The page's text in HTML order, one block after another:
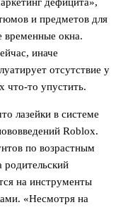
и предметов для
временные окна.
иначе
отсутствие у
что-то упустить.
лазейки в системе
Roblox.
по возрастным
родительский
на инструменты
«Несмотря на